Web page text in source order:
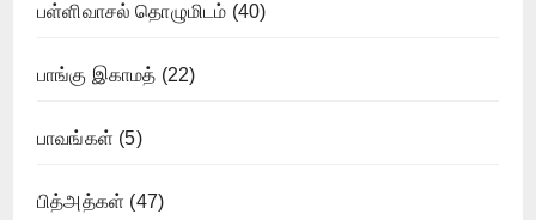
பள்ளிவாசல் தொழுமிடம் (40)
பாங்கு இகாமத் (22)
பாவங்கள் (5)
பித்அத்கள் (47)